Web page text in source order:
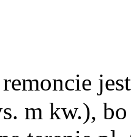
m kw.), bo